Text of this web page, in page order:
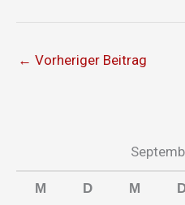
← Vorheriger Beitrag
M D M